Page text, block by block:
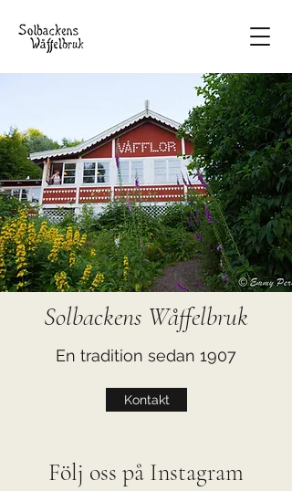
Solbackens Wåffelbruk
En tradition sedan 1907
Kontakt
Följ oss på Instagram